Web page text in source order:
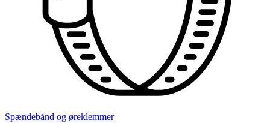
Spændebånd og øreklemmer